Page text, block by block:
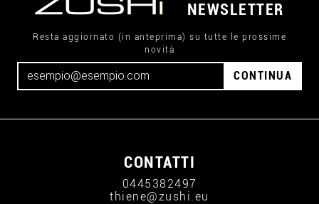
NEWSLETTER
Resta aggiornato (in anteprima) su tutte le prossime
novità
CONTINUA
CONTATTI
0445382497
thiene@zushi.eu